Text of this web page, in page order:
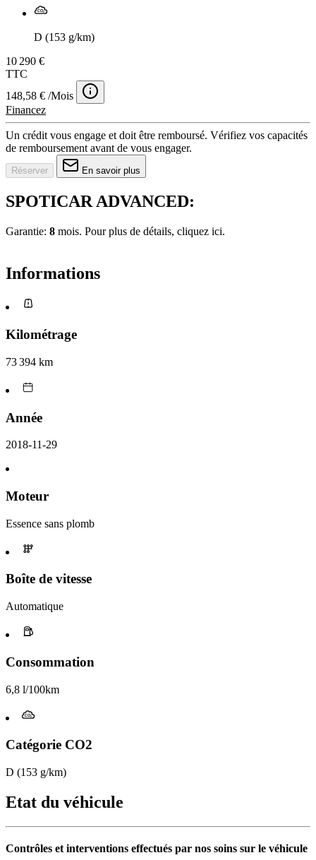
D (153 g/km)
10 290 €
TTC
148,58 € /Mois
Financez
Un crédit vous engage et doit être remboursé. Vérifiez vos capacités
de remboursement avant de vous engager.
Réserver En savoir plus
SPOTICAR ADVANCED:
Garantie: 8 mois. Pour plus de détails, cliquez ici.
Informations
Kilométrage
73 394 km
Année
2018-11-29
Moteur
Essence sans plomb
Boîte de vitesse
Automatique
Consommation
6,8 l/100km
Catégorie CO2
D (153 g/km)
Etat du véhicule
Contrôles et interventions effectués par nos soins sur le véhicule